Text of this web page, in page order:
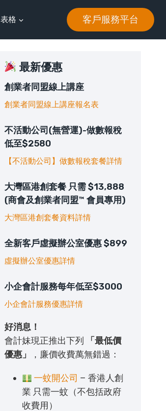
表格 客戶服務平台
最新優惠
創業者同盟線上講座
創業者同盟線上講座報名表
不活動公司(無營運)-做數報稅
低至$2580
【不活動公司】做數報稅套餐詳情
大灣區港創套餐 只需 $13,888
(商會及創業者同盟™ 會員專用)
大灣區港創套餐資料詳情
全新客戶虛擬辦公室優惠 $899
虛擬辦公室優惠詳情
小企會計服務每年低至$3000
小企會計服務優惠詳情
好消息！
會計妹現正推出下列
「最低價
優惠」
，廉價收費萬無錯過：
一蚊開公司 – 香港人創
業 只需一蚊（不包括政府
收費用）